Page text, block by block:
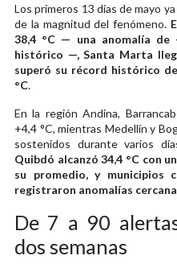
Los primeros 13 días de mayo
de la magnitud del fenómeno.
38,4 °C — una anomalía de
histórico —, Santa Marta
superó su récord histórico
°C.
En la región Andina,
+4,4 °C, mientras Medellín y
sostenidos durante varios
Quibdó alcanzó 34,4 °C con
su promedio, y municipios
registraron anomalías
De 7 a 90
dos semanas